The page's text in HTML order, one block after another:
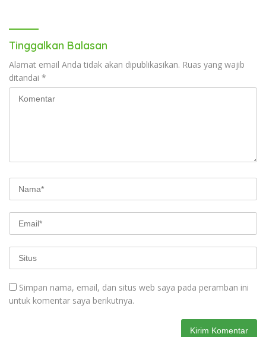
Tinggalkan Balasan
Alamat email Anda tidak akan dipublikasikan. Ruas yang wajib
ditandai *
Simpan nama, email, dan situs web saya pada peramban ini
untuk komentar saya berikutnya.